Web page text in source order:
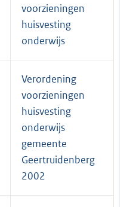
voorzieningen
huisvesting
onderwijs
Verordening
voorzieningen
huisvesting
onderwijs
gemeente
Geertruidenberg
2002